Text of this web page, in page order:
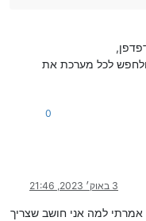
ולחפש לכל מערכת את
0
3 באוק׳ 2023, 21:46
למה אני חושב שצריך